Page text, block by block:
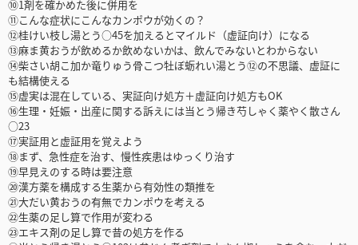
⑩1剤を確かめた後に併用を
⑪こんな症状にこんなカンポウが効くの？
⑫桂けい枝し湯とう○45を加えるとマイルド（虚証向け）になる
⑬麻ま黄おうが飲めるか飲めないかは、飲んでみないとわからない
⑭柴さい胡こ加か竜りゅう骨こつ牡ぼ蛎れい湯とう⑫の不思議、虚証に
も結構使える
⑮虚実は混在している、実証向け処方＋虚証向け処方もOK
⑯生理・妊娠・出産に関する訴えには当とう帰き芍しゃく薬やく散さん
○23
⑰実証用と虚証用を覚えよう
⑱まず、急性症を治す、慢性疾患はゆっくり治す
⑲早見えのする時は要注意
⑳漢方薬を構成する生薬から有効性の類推を
㉑大だい黄おうの有無でカンポウを考える
㉒生薬の足し算で作用が変わる
㉓エキス剤の足し算で昔の処方を作る